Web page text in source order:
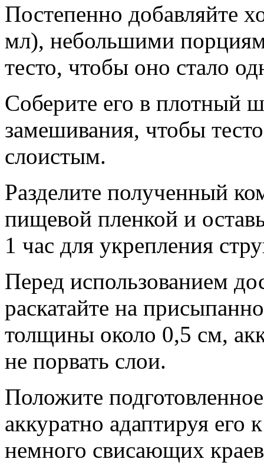
Постепенно добавляйте
мл), небольшими
тесто, чтобы оно стало
Соберите его в плотный
замешивания, чтобы
слоистым.
Разделите полученный
пищевой пленкой и
1 час для укрепления
Перед использованием
раскатайте на
толщины около 0,5 см,
не порвать слои.
Положите
аккуратно адаптируя его
немного свисающих